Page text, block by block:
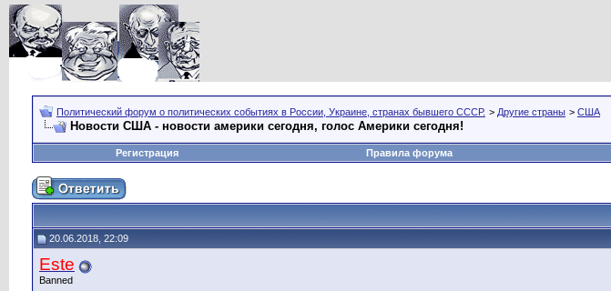
Политический форум о политических событиях в России, Украине, странах бывшего СССР. > Другие страны > США
Новости США - новости америки сегодня, голос Америки сегодня!
Регистрация Правила форума
20.06.2018, 22:09
Este
Banned